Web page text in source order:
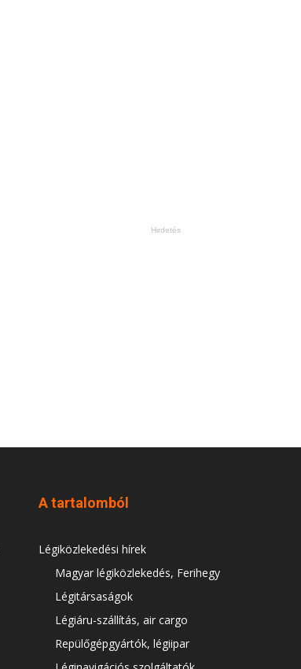
Hirdetés
A tartalomból
Légiközlekedési hírek
Magyar légiközlekedés, Ferihegy
Légitársaságok
Légiáru-szállítás, air cargo
Repülőgépgyártók, légiipar